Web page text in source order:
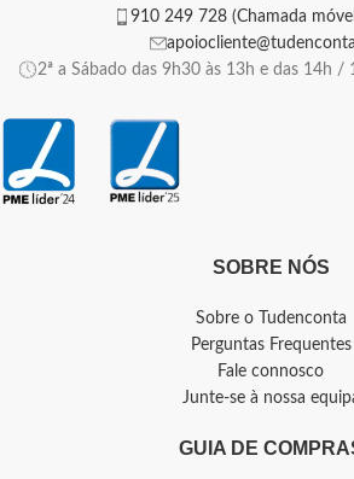
910 249 728 (Chamada
2ª a Sábado das 9h30 às 13h e das 14h
SOBRE NÓS
Sobre o Tudenconta
Perguntas Frequentes
Fale connosco
Junte-se à nossa
GUIA DE